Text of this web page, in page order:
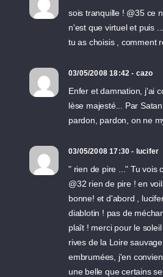
sois tranquille ! @35 ce
n'est que virtuel et puis
tu as choisis , comment
03/05/2008 18:42 - cazo
Enfer et damnation, j'ai
lèse majesté... Par
pardon, pardon, on ne
03/05/2008 17:30 - lucifer
" rien de pire ..." Tu vois
@32 rien de pire ! en
bonne! et d'abord ,
diablotin ! pas de
plaît ! merci pour le
rives de la Loire
embrumées, j'en
une belle que certains